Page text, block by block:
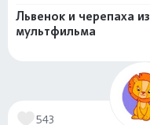
Львенок и черепаха из
мультфильма
543